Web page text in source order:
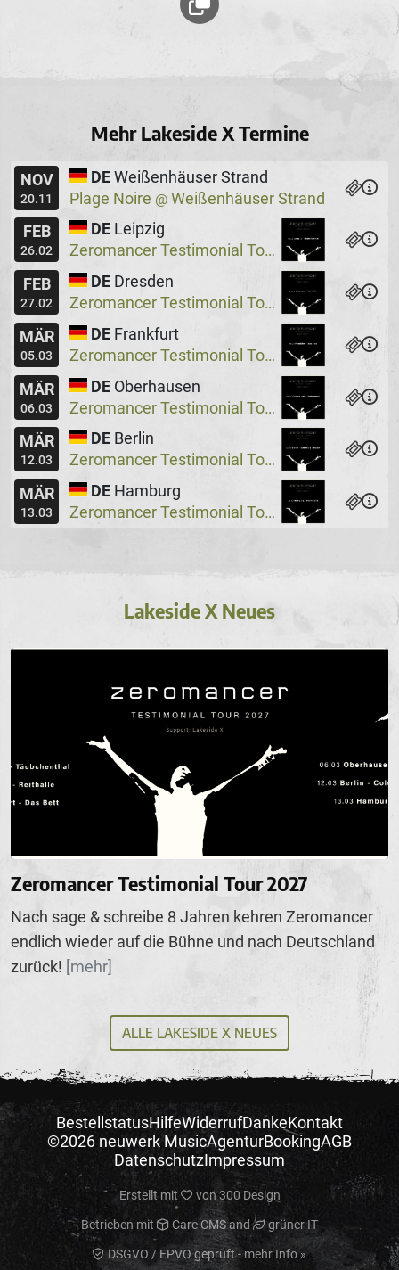
Mehr Lakeside X Termine
NOV
20.11
DE Weißenhäuser Strand
Plage Noire @ Weißenhäuser Strand
FEB
26.02
DE Leipzig
Zeromancer Testimonial Tour, Special Guest: Lakeside X
FEB
27.02
DE Dresden
Zeromancer Testimonial Tour, Special Guest: Lakeside X
MÄR
05.03
DE Frankfurt
Zeromancer Testimonial Tour, Special Guest: Lakeside X
MÄR
06.03
DE Oberhausen
Zeromancer Testimonial Tour, Special Guest: Lakeside X
MÄR
12.03
DE Berlin
Zeromancer Testimonial Tour, Special Guest: Lakeside X
MÄR
13.03
DE Hamburg
Zeromancer Testimonial Tour, Special Guest: Lakeside X
Lakeside X Neues
Zeromancer Testimonial Tour 2027
Nach sage & schreibe 8 Jahren kehren Zeromancer
endlich wieder auf die Bühne und nach Deutschland
zurück! [mehr]
ALLE LAKESIDE X NEUES
BestellstatusHilfeWiderrufDankeKontakt
©2026 neuwerk MusicAgenturBookingAGB
DatenschutzImpressum
Erstellt mit von300 Design
Betrieben mit Care CMSand grüner IT
DSGVO / EPVO geprüft - mehr Info »